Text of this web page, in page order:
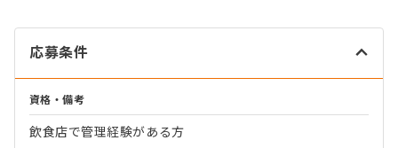
応募条件
資格・備考
飲食店で管理経験がある方